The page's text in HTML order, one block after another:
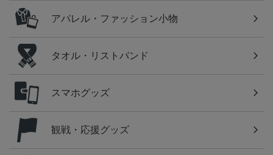
アパレル・ファッション小物
タオル・リストバンド
スマホグッズ
観戦・応援グッズ